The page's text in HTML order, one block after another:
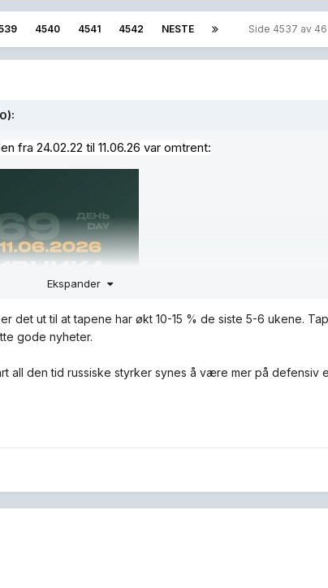
4540 4541 4542 NESTE Side 4537 av
fra 24.02.22 til 11.06.26 var omtrent:
Ekspander
det ut til at tapene har økt 10-15 % de siste 5-6 ukene.
gode nyheter.
all den tid russiske styrker synes å være mer på defensiv